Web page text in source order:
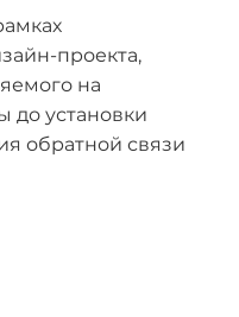
проекта,
на
до установки
обратной связи